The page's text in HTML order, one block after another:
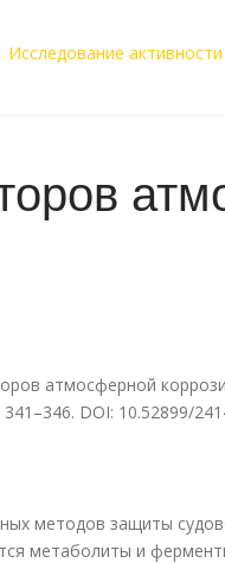
Исследование
атмосферной
DOI: 10.52899/
методов защиты
метаболиты и